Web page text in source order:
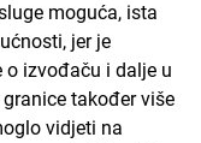
moguća, ista
jer je
izvođaču i dalje u
također više
vidjeti na